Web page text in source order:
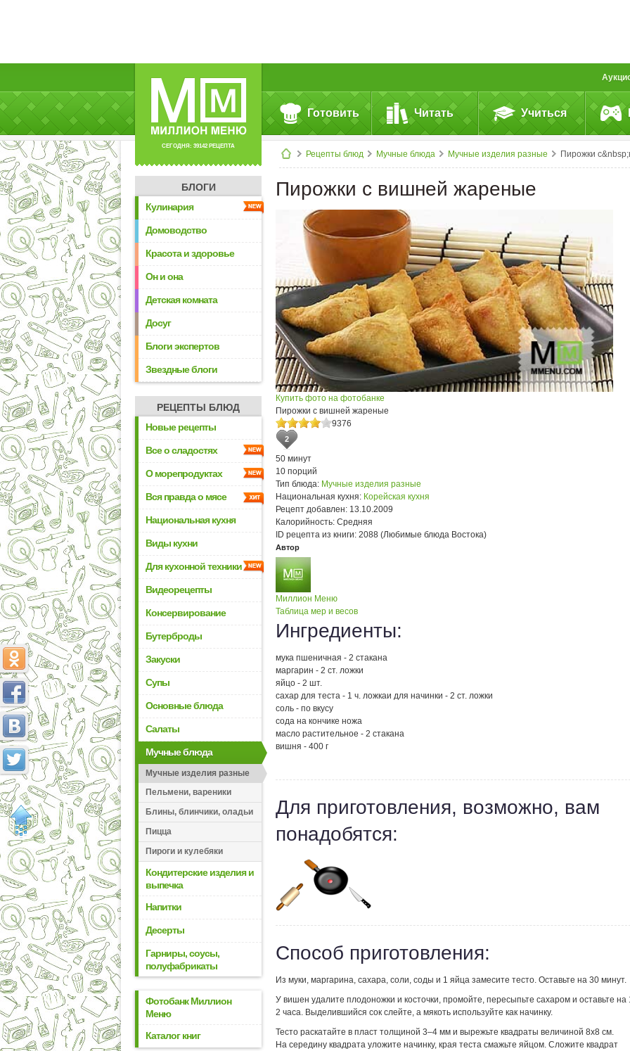
СЕГОДНЯ: 39142 РЕЦЕПТА
Готовить Читать Учиться
Рецепты блюд Мучные блюда Мучные изделия разные Пирожки с&nbsp;вишней
БЛОГИ
Кулинария
Домоводство
Красота и здоровье
Он и она
Детская комната
Досуг
Блоги экспертов
Звездные блоги
РЕЦЕПТЫ БЛЮД
Новые рецепты
Все о сладостях
О морепродуктах
Вся правда о мясе
Национальная кухня
Виды кухни
Для кухонной техники
Видеорецепты
Консервирование
Бутерброды
Закуски
Супы
Основные блюда
Салаты
Мучные блюда
Мучные изделия разные
Пельмени, вареники
Блины, блинчики, оладьи
Пицца
Пироги и кулебяки
Кондитерские изделия и
выпечка
Напитки
Десерты
Гарниры, соусы,
полуфабрикаты
Фотобанк Миллион
Меню
Каталог книг
Пирожки с вишней жареные
Купить фото на фотобанке
Пирожки с вишней жареные
9376
2
50 минут
10 порций
Тип блюда: Мучные изделия разные
Национальная кухня: Корейская кухня
Рецепт добавлен: 13.10.2009
Калорийность: Средняя
ID рецепта из книги: 2088 (Любимые блюда Востока)
Автор
Миллион Меню
Таблица мер и весов
Ингредиенты:
мука пшеничная - 2 стакана
маргарин - 2 ст. ложки
яйцо - 2 шт.
сахар для теста - 1 ч. ложкаи для начинки - 2 ст. ложки
соль - по вкусу
сода на кончике ножа
масло растительное - 2 стакана
вишня - 400 г
Для приготовления, возможно, вам
понадобятся:
Способ приготовления:
Из муки, маргарина, сахара, соли, соды и 1 яйца замесите тесто. Оставьте на 30 минут.
У вишен удалите плодоножки и косточки, промойте, пересыпьте сахаром и оставьте на
2 часа. Выделившийся сок слейте, а мякоть используйте как начинку.
Тесто раскатайте в пласт толщиной 3–4 мм и вырежьте квадраты величиной 8х8 см.
На середину квадрата уложите начинку, края теста смажьте яйцом. Сложите квадрат